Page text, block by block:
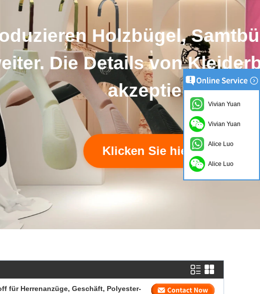
Plastikbügel und so
und Taschen
für Herrenanzüge, Geschäft, Polyester-
Vivian Yuan
Vivian Yuan
Alice Luo
Alice Luo